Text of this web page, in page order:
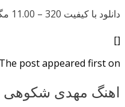
دانلود با کیفیت 320 –
11.00 مگابایت
[]
The post appeared first on .
اهنگ مهدی شکوهی